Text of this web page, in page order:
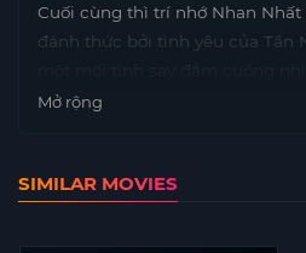
Cuối cùng thì trí nhớ Nhan
đánh thức bởi tình yêu của Tần
Nhan Nhất Nhất liên tục gặp
giới trong sách. Cặp đôi số khổ
Mở rộng
SIMILAR MOVIES